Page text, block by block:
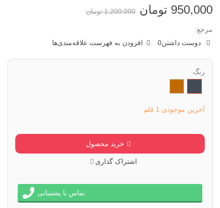
950,000 تومان 1,200,000 تومان
مرجع:
دوست داشتن0 افزودن به فهرست علاقه‌مندی‌ها
رنگ
ای
آخرین موجودی 1 قلم
خرید محصول
اشتراک گذاری
تماس با پشتیبانی